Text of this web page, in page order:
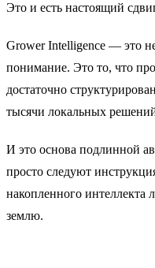
Это и есть настоящий
Grower Intelligence — это
понимание. Это то, что
достаточно
тысячи локальных
И это основа подлинной
просто следуют
накопленного
землю.